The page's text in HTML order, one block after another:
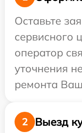
Оставьте
сервисного
оператор
уточнения
ремонта
2
Выезд